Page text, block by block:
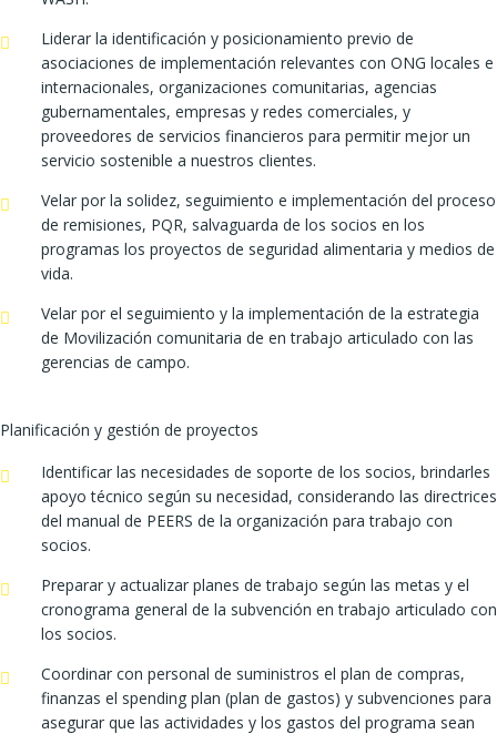
Liderar la identificación y posicionamiento previo de
asociaciones de implementación relevantes con ONG locales e
internacionales, organizaciones comunitarias, agencias
gubernamentales, empresas y redes comerciales, y
proveedores de servicios financieros para permitir mejor un
servicio sostenible a nuestros clientes.
Velar por la solidez, seguimiento e implementación del proceso
de remisiones, PQR, salvaguarda de los socios en los
programas los proyectos de seguridad alimentaria y medios de
vida.
Velar por el seguimiento y la implementación de la estrategia
de Movilización comunitaria de en trabajo articulado con las
gerencias de campo.
Planificación y gestión de proyectos
Identificar las necesidades de soporte de los socios, brindarles
apoyo técnico según su necesidad, considerando las directrices
del manual de PEERS de la organización para trabajo con
socios.
Preparar y actualizar planes de trabajo según las metas y el
cronograma general de la subvención en trabajo articulado con
los socios.
Coordinar con personal de suministros el plan de compras,
finanzas el spending plan (plan de gastos) y subvenciones para
asegurar que las actividades y los gastos del programa sean